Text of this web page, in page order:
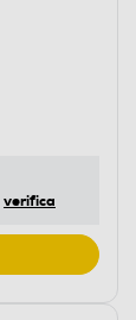
verifica